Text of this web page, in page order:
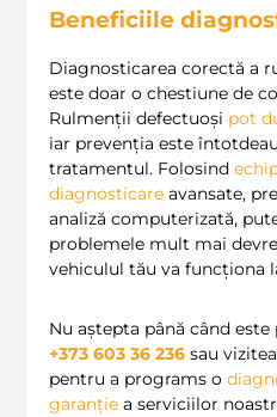
Beneficiile
Diagnosticarea corectă a
este doar o chestiune de
Rulmenții defectuoși pot
iar prevenția este
tratamentul. Folosind
diagnosticare avansate,
analiză computerizată,
problemele mult mai
vehiculul tău va funcționa
Nu aștepta până când este
+373 603 36 236 sau
pentru a programs o
garanție a serviciilor